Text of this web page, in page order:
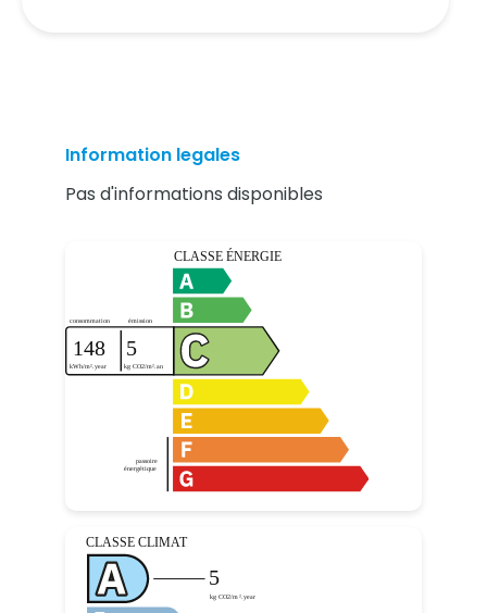
Information legales
Pas d'informations disponibles